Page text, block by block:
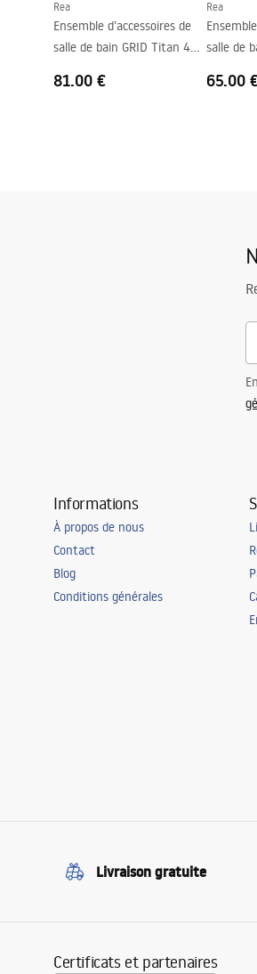
Rea
Ensemble d’accessoires de
salle de bain GRID Titan 4
81.00 €
Rea
salle de
65.00
Informations
À propos de nous
Contact
Blog
Conditions générales
Livraison gratuite
Certificats et partenaires